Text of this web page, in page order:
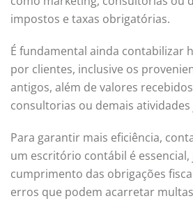
impostos e taxas obrigatórias.
É fundamental ainda contabilizar
por clientes, inclusive os
antigos, além de valores
consultorias ou demais
Para garantir mais eficiência,
um escritório contábil é
cumprimento das obrigações
erros que podem acarretar